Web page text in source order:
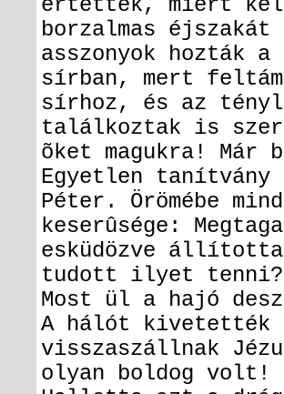
borzalmas éjszakát
asszonyok hozták
sírban, mert
sírhoz, és az
találkoztak is
õket magukra!
Egyetlen
Péter. Örömébe
keserûsége:
esküdözve
tudott ilyet tenni?
Most ül a hajó
A hálót kivetették
visszaszállnak
olyan boldog